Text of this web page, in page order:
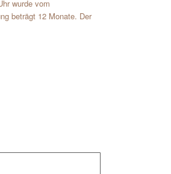
wurde vom
beträgt 12 Monate. Der